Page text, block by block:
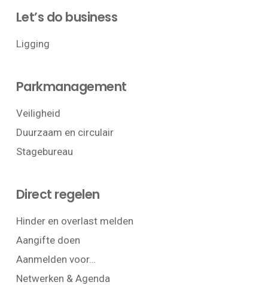
Let’s do business
Ligging
Parkmanagement
Veiligheid
Duurzaam en circulair
Stagebureau
Direct regelen
Hinder en overlast melden
Aangifte doen
Aanmelden voor…
Netwerken & Agenda